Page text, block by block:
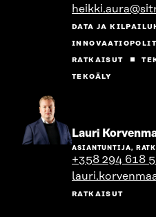
DATA JA
RATKAISUT
TEKOÄLY
Lauri
ASIANTUNTIJA,
+358 294 618
RATKAISUT